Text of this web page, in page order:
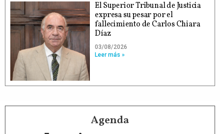
El Superior Tribunal de Justicia
expresa su pesar por el
fallecimiento de Carlos Chiara
Díaz
03/08/2026
Leer más »
Agenda